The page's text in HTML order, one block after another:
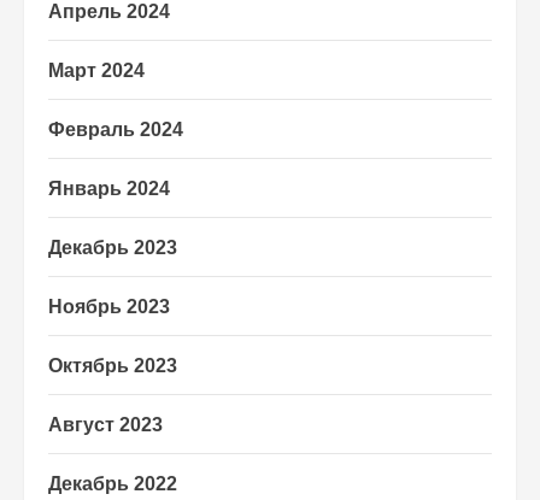
Апрель 2024
Март 2024
Февраль 2024
Январь 2024
Декабрь 2023
Ноябрь 2023
Октябрь 2023
Август 2023
Декабрь 2022